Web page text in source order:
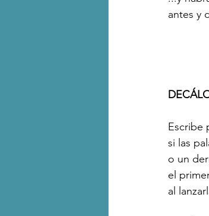
antes y
Escribe
si las
o un
el
al